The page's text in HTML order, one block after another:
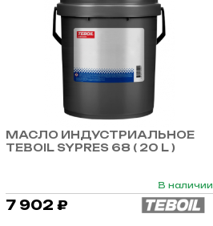
МАСЛО ИНДУСТРИАЛЬНОЕ
TEBOIL SYPRES 68 ( 20 L )
В наличии
7 902 ₽